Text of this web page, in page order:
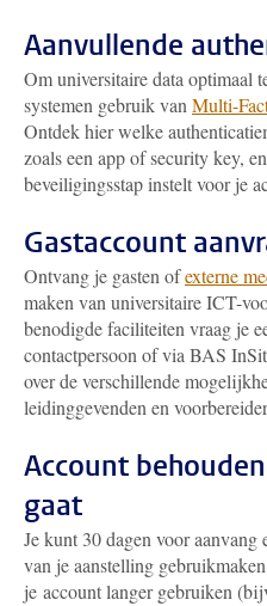
Aanvullende
Om universitaire data optimaal
systemen gebruik van Multi-
Ontdek hier welke
zoals een app of security key,
beveiligingsstap instelt voor je
Gastaccount
Ontvang je gasten ofexterne
maken van universitaire ICT-
benodigde faciliteiten vraag je
contactpersoon of via BAS
over de verschillende
leidinggevenden en
Account
gaat
Je kunt 30 dagen voor
van je aanstelling
je account langer gebruiken